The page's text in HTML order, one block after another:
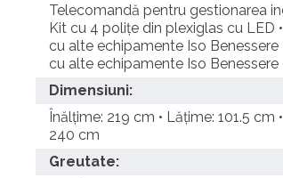
Telecomandă pentru gestionarea
Kit cu 4 polițe din plexiglas cu LED
cu alte echipamente Iso
cu alte echipamente Iso Benessere
Dimensiuni:
Înălțime: 219 cm • Lățime: 101.5
240 cm
Greutate: